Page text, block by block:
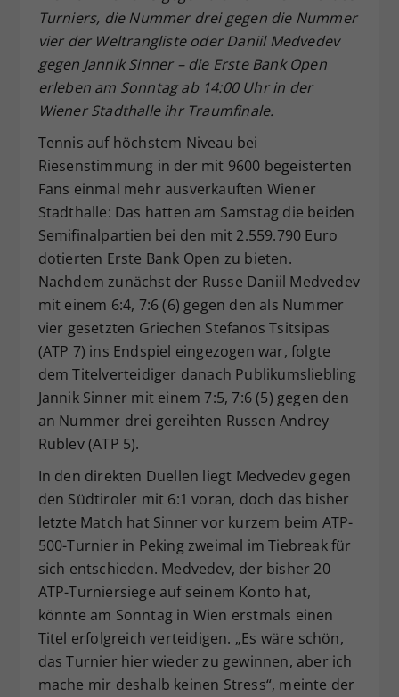
Turniers, die Nummer drei gegen die Nummer
vier der Weltrangliste oder Daniil Medvedev
gegen Jannik Sinner – die Erste Bank Open
erleben am Sonntag ab 14:00 Uhr in der
Wiener Stadthalle ihr Traumfinale.
Tennis auf höchstem Niveau bei
Riesenstimmung in der mit 9600 begeisterten
Fans einmal mehr ausverkauften Wiener
Stadthalle: Das hatten am Samstag die beiden
Semifinalpartien bei den mit 2.559.790 Euro
dotierten Erste Bank Open zu bieten.
Nachdem zunächst der Russe Daniil Medvedev
mit einem 6:4, 7:6 (6) gegen den als Nummer
vier gesetzten Griechen Stefanos Tsitsipas
(ATP 7) ins Endspiel eingezogen war, folgte
dem Titelverteidiger danach Publikumsliebling
Jannik Sinner mit einem 7:5, 7:6 (5) gegen den
an Nummer drei gereihten Russen Andrey
Rublev (ATP 5).
In den direkten Duellen liegt Medvedev gegen
den Südtiroler mit 6:1 voran, doch das bisher
letzte Match hat Sinner vor kurzem beim ATP-
500-Turnier in Peking zweimal im Tiebreak für
sich entschieden. Medvedev, der bisher 20
ATP-Turniersiege auf seinem Konto hat,
könnte am Sonntag in Wien erstmals einen
Titel erfolgreich verteidigen. „Es wäre schön,
das Turnier hier wieder zu gewinnen, aber ich
mache mir deshalb keinen Stress“, meinte der
Zweck
Dieser Wert speichert Ihre Consent-
Einstellungen. Unter anderem eine
zufällig generierte ID, für die
historische Speicherung Ihrer
vorgenommen Einstellungen, falls der
Webseiten-Betreiber dies eingestellt
hat.